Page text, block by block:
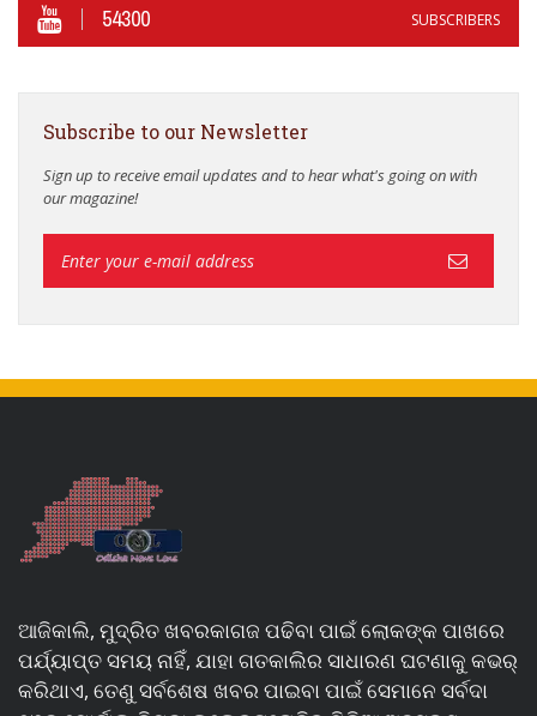
54300 SUBSCRIBERS
Subscribe to our Newsletter
Sign up to receive email updates and to hear what's going on with
our magazine!
ଆଜିକାଲି, ମୁଦ୍ରିତ ଖବରକାଗଜ ପଢିବା ପାଇଁ ଲୋକଙ୍କ ପାଖରେ
ପର୍ଯ୍ୟାପ୍ତ ସମୟ ନାହିଁ, ଯାହା ଗତକାଲିର ସାଧାରଣ ଘଟଣାକୁ କଭର୍
କରିଥାଏ, ତେଣୁ ସର୍ବଶେଷ ଖବର ପାଇବା ପାଇଁ ସେମାନେ ସର୍ବଦା